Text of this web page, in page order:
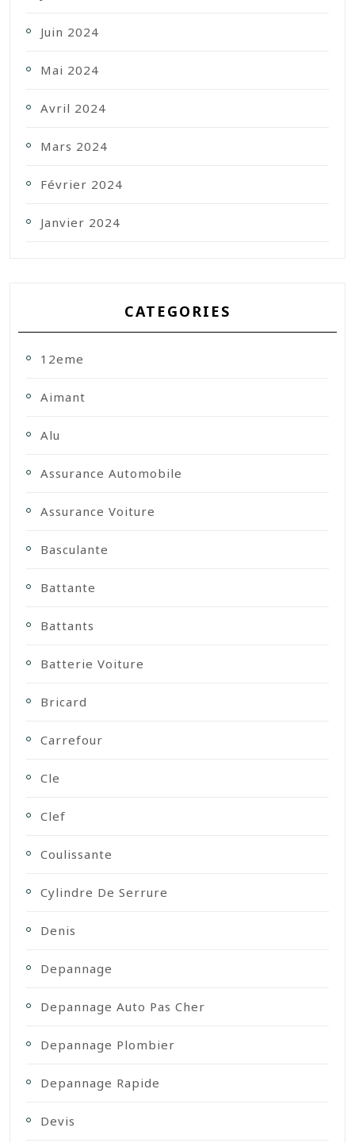
Juin 2024
Mai 2024
Avril 2024
Mars 2024
Février 2024
Janvier 2024
CATEGORIES
12eme
Aimant
Alu
Assurance Automobile
Assurance Voiture
Basculante
Battante
Battants
Batterie Voiture
Bricard
Carrefour
Cle
Clef
Coulissante
Cylindre De Serrure
Denis
Depannage
Depannage Auto Pas Cher
Depannage Plombier
Depannage Rapide
Devis